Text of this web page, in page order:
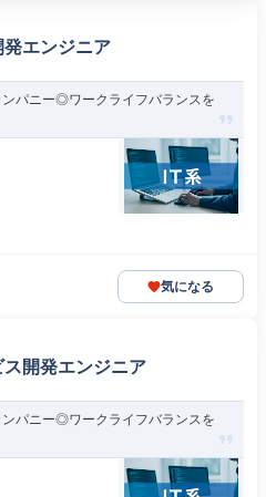
エンジニア
ンパニー◎ワークライフバランスを
気になる
開発エンジニア
ンパニー◎ワークライフバランスを